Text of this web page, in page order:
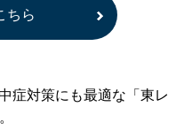
ちら
症対策にも最適な「東レ